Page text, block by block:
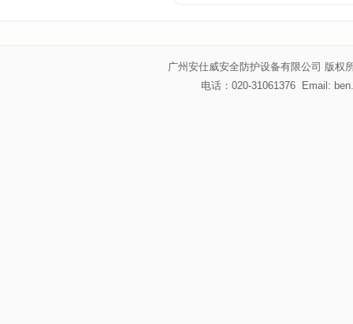
广州安仕威安全防护设备有限公司 版权
电话：020-31061376 Email: